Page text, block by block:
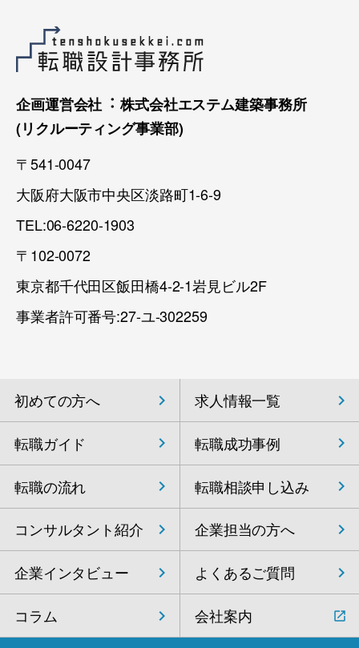
企画運営会社︓ 株式会社エステム建築事務所
(リクルーティング事業部)
〒541-0047
大阪府大阪市中央区淡路町1-6-9
TEL:06-6220-1903
〒102-0072
東京都千代田区飯田橋4-2-1岩見ビル2F
事業者許可番号:27-ユ-302259
初めての方へ 求人情報一覧
転職ガイド 転職成功事例
転職の流れ 転職相談申し込み
コンサルタント紹介 企業担当の方へ
企業インタビュー よくあるご質問
コラム 会社案内